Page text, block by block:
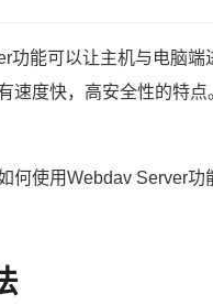
功能可以让主机与电脑
速度快，高安全性的特点
何使用Webdav Server功